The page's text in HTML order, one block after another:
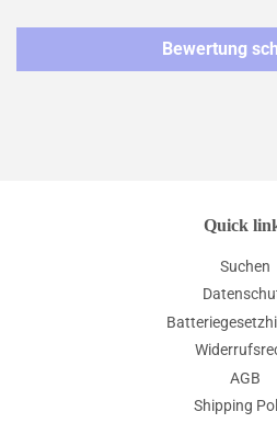
Bewertung
Quick
Suchen
AGB
Shipping